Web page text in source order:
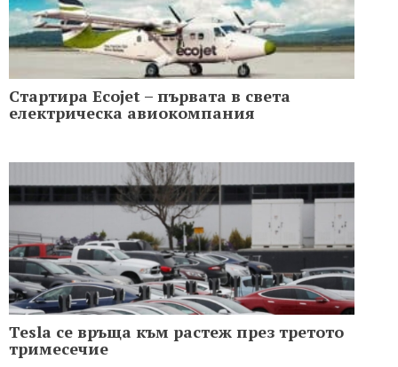
Стартира Ecojet – първата в света
електрическа авиокомпания
Tesla се връща към растеж през третото
тримесечие